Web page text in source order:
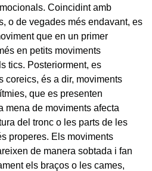
Coincidint amb
o de vegades més endavant, es
que en un primer
en petits moviments
tics. Posteriorment, es
coreics, és a dir, moviments
que es presenten
mena de moviments afecta
del tronc o les parts de les
properes. Els moviments
de manera sobtada i fan
els braços o les cames,